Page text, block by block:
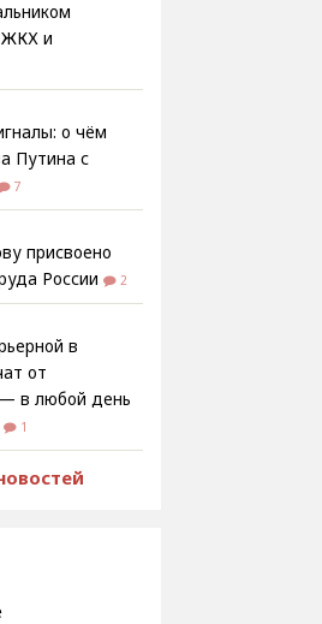
ЖКХ и
о чём
Путина с
7
присвоено
России
2
в
от
в любой день
1